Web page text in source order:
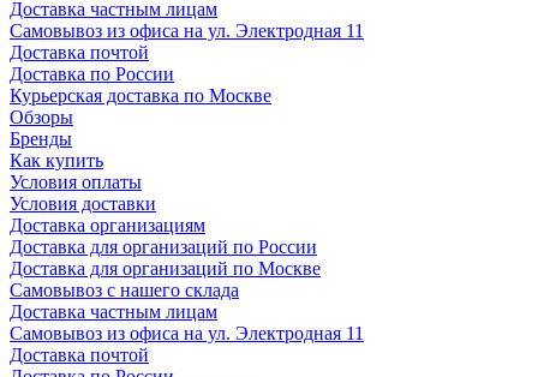
Доставка частным лицам
Самовывоз из офиса на ул. Электродная 11
Доставка почтой
Доставка по России
Курьерская доставка по Москве
Обзоры
Бренды
Как купить
Условия оплаты
Условия доставки
Доставка организациям
Доставка для организаций по России
Доставка для организаций по Москве
Самовывоз с нашего склада
Доставка частным лицам
Самовывоз из офиса на ул. Электродная 11
Доставка почтой